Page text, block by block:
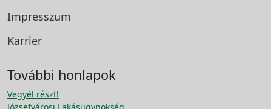
Impresszum
Karrier
További honlapok
Vegyél részt!